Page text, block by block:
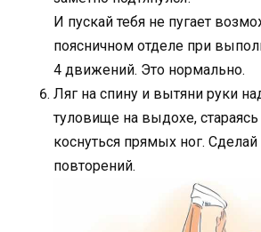
И пускай тебя не пугает
поясничном отделе при
4 движений. Это нормально.
Ляг на спину и вытяни руки
туловище на выдохе,
коснуться прямых ног.
повторений.